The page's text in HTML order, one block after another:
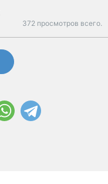
372 просмотров всего.